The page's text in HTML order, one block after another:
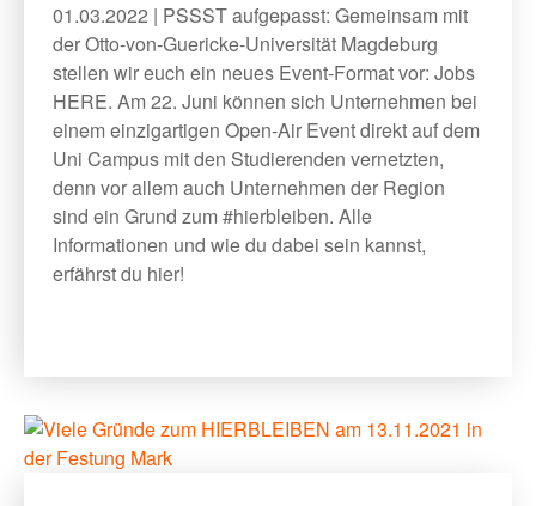
01.03.2022 | PSSST aufgepasst: Gemeinsam mit
der Otto-von-Guericke-Universität Magdeburg
stellen wir euch ein neues Event-Format vor: Jobs
HERE. Am 22. Juni können sich Unternehmen bei
einem einzigartigen Open-Air Event direkt auf dem
Uni Campus mit den Studierenden vernetzten,
denn vor allem auch Unternehmen der Region
sind ein Grund zum #hierbleiben. Alle
Informationen und wie du dabei sein kannst,
erfährst du hier!